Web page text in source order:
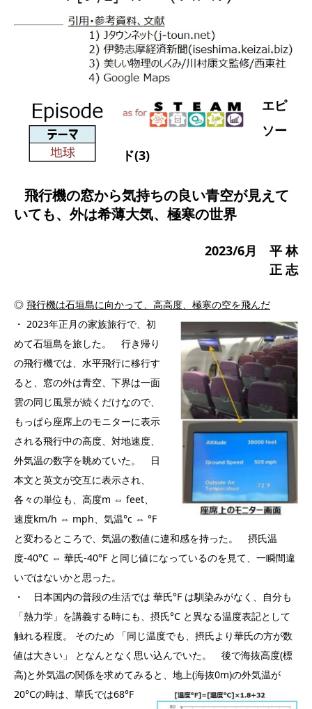
エピ
ソー
ド(3)
飛行機の窓から気持ちの良い青空が見えて
いても、外は希薄大気、極寒の世界
2023/6月 平 林
正 志
◎ 飛行機は石垣島に向かって、高高度、極寒の空を飛んだ
・ 2023年正月の家族旅行で、初
めて石垣島を旅した。 行き帰り
の飛行機では、水平飛行に移行す
ると、窓の外は青空、下界は一面
雲の同じ風景が続くだけなので、
もっぱら座席上のモニターに表示
される飛行中の高度、対地速度、
外気温の数字を眺めていた。 日
本文と英文が交互に表示され、
各々の単位も、高度m ⇔ feet、
速度km/h ⇔ mph、気温°c ⇔ °F
と変わるところで、気温の数値に違和感を持った。 摂氏温
度-40°C ⇔ 華氏-40°F と同じ値になっているのを見て、一瞬間違
いではないかと思った。
・ 日本国内の普段の生活では 華氏°F は馴染みがなく、自分も
「熱力学」を講義する時にも、摂氏°C と異なる温度表記として
触れる程度。 そのため 「同じ温度でも、摂氏より華氏の方が数
値は大きい」 となんとなく思い込んでいた。 後で海抜高度(標
高)と外気温の関係を求めてみると、地上(海抜0m)の外気温が
20°Cの時は、 華氏では68°F